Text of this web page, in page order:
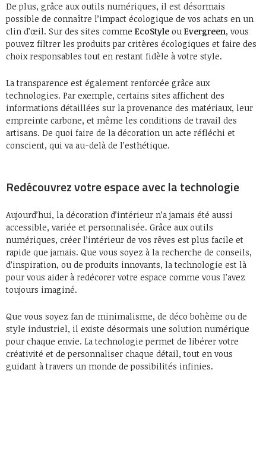
De plus, grâce aux outils numériques, il est désormais
possible de connaître l’impact écologique de vos achats en un
clin d’œil. Sur des sites comme EcoStyle ou Evergreen, vous
pouvez filtrer les produits par critères écologiques et faire des
choix responsables tout en restant fidèle à votre style.
La transparence est également renforcée grâce aux
technologies. Par exemple, certains sites affichent des
informations détaillées sur la provenance des matériaux, leur
empreinte carbone, et même les conditions de travail des
artisans. De quoi faire de la décoration un acte réfléchi et
conscient, qui va au-delà de l’esthétique.
Redécouvrez votre espace avec la technologie
Aujourd’hui, la décoration d’intérieur n’a jamais été aussi
accessible, variée et personnalisée. Grâce aux outils
numériques, créer l’intérieur de vos rêves est plus facile et
rapide que jamais. Que vous soyez à la recherche de conseils,
d’inspiration, ou de produits innovants, la technologie est là
pour vous aider à redécorer votre espace comme vous l’avez
toujours imaginé.
Que vous soyez fan de minimalisme, de déco bohème ou de
style industriel, il existe désormais une solution numérique
pour chaque envie. La technologie permet de libérer votre
créativité et de personnaliser chaque détail, tout en vous
guidant à travers un monde de possibilités infinies.